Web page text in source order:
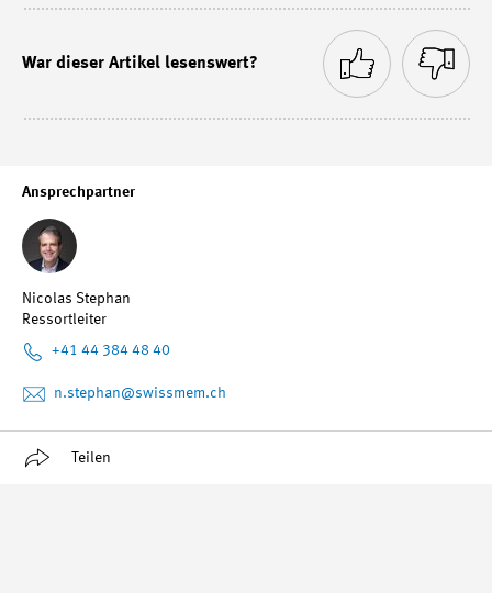
Ansprechpartner
Nicolas Stephan
Ressortleiter
+41 44 384 48 40
n.stephan@swissmem.ch
Teilen
War dieser Artikel lesenswert?